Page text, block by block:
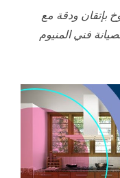
بإتقان ودقة مع
فني المنيوم